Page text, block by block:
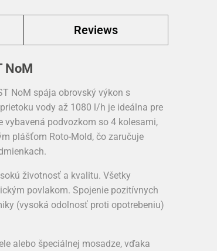
Reviews
NoM
NoM spája obrovský výkon s
vody až 1080 l/h je ideálna pre
podvozkom so 4 kolesami,
plášťom Roto-Mold, čo zaručuje
životnosť a kvalitu. Všetky
povlakom. Spojenie pozitívnych
(vysoká odolnosť proti opotrebeniu)
alebo špeciálnej mosadze, vďaka